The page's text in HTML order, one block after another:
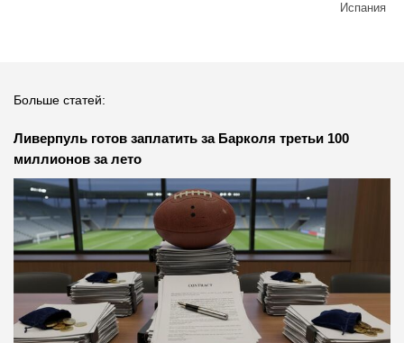
Испания
Больше статей:
Ливерпуль готов заплатить за Барколя третьи 100
миллионов за лето